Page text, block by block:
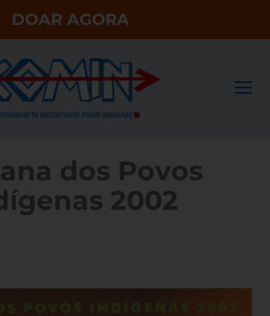
DOAR AGORA
dos Povos
2002